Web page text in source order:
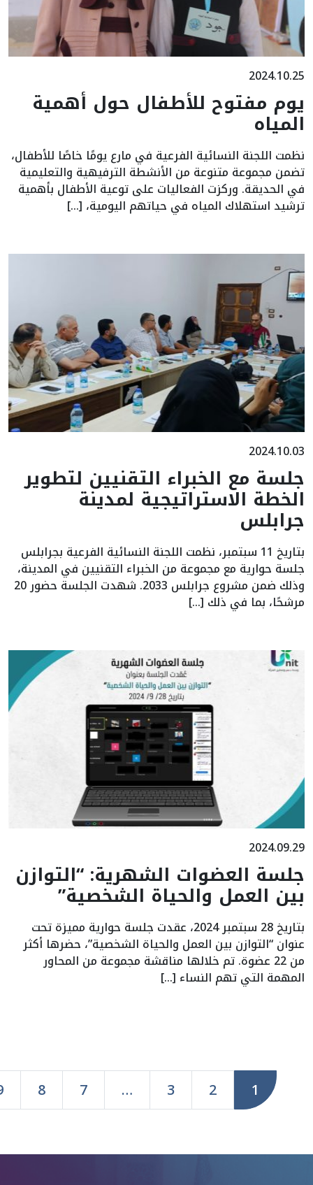
2024.10.25
يوم مفتوح للأطفال حول أهمية
المياه
نظمت اللجنة النسائية الفرعية في مارع يومًا خاصًا للأطفال،
تضمن مجموعة متنوعة من الأنشطة الترفيهية والتعليمية
في الحديقة. وركزت الفعاليات على توعية الأطفال بأهمية
ترشيد استهلاك المياه في حياتهم اليومية، […]
2024.10.03
جلسة مع الخبراء التقنيين لتطوير
الخطة الاستراتيجية لمدينة
جرابلس
بتاريخ 11 سبتمبر، نظمت اللجنة النسائية الفرعية بجرابلس
جلسة حوارية مع مجموعة من الخبراء التقنيين في المدينة،
وذلك ضمن مشروع جرابلس 2033. شهدت الجلسة حضور 20
مرشحًا، بما في ذلك […]
2024.09.29
جلسة العضوات الشهرية: “التوازن
بين العمل والحياة الشخصية”
بتاريخ 28 سبتمبر 2024، عقدت جلسة حوارية مميزة تحت
عنوان “التوازن بين العمل والحياة الشخصية”، حضرها أكثر
من 22 عضوة. تم خلالها مناقشة مجموعة من المحاور
المهمة التي تهم النساء […]
Page
1
Page
2
Page
3
…
Page
7
Page
8